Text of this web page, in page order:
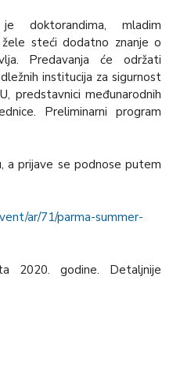
doktorandima, mladim
žele steći dodatno znanje o
Predavanja će održati
institucija za sigurnost
predstavnici međunarodnih
Preliminarni program
a prijave se podnose putem
ar/71/parma-summer-
2020. godine. Detaljnije